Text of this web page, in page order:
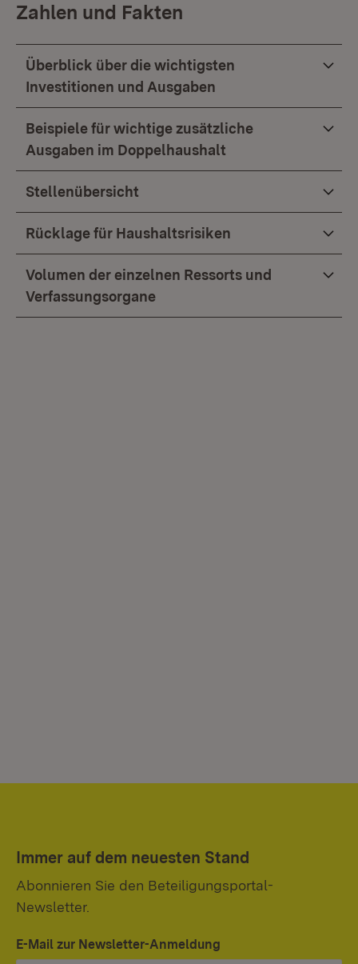
Zahlen und Fakten
Überblick über die wichtigsten
Investitionen und Ausgaben
Beispiele für wichtige zusätzliche
Ausgaben im Doppelhaushalt
Stellenübersicht
Rücklage für Haushaltsrisiken
Volumen der einzelnen Ressorts und
Verfassungsorgane
Immer auf dem neuesten Stand
Abonnieren Sie den Beteiligungsportal-
Newsletter.
E-Mail zur Newsletter-Anmeldung